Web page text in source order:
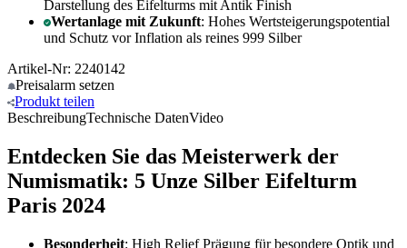
Darstellung des Eifelturms mit Antik Finish
Wertanlage mit Zukunft: Hohes Wertsteigerungspotential
und Schutz vor Inflation als reines 999 Silber
Artikel-Nr: 2240142
Preisalarm setzen
Produkt teilen
BeschreibungTechnische DatenVideo
Entdecken Sie das Meisterwerk der
Numismatik: 5 Unze Silber Eifelturm
Paris 2024
Besonderheit: High Relief Prägung für besondere Optik und